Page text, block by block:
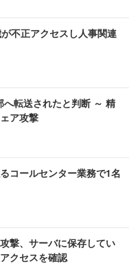
不正アクセスし人事関連
転送されたと判断 ～ 精
ア攻撃
コールセンター業務で1名
撃、サーバに保存してい
クセスを確認